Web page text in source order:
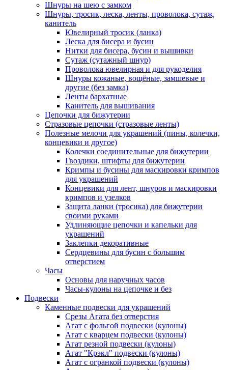
Шнуры на шею с замком
Шнуры, тросик, леска, ленты, проволока, сутаж,
канитель
Ювелирный тросик (ланка)
Леска для бисера и бусин
Нитки для бисера, бусин и вышивки
Сутаж (сутажный шнур)
Проволока ювелирная и для рукоделия
Шнуры кожаные, вощёные, замшевые и
другие (без замка)
Ленты бархатные
Канитель для вышивания
Цепочки для бижутерии
Стразовые цепочки (стразовые ленты)
Полезные мелочи для украшений (пины, колечки,
концевики и другое)
Колечки соединительные для бижутерии
Гвоздики, штифты для бижутерии
Кримпы и бусины для маскировки кримпов
для украшений
Концевики для лент, шнуров и маскировки
кримпов и узелков
Защита ланки (тросика) для бижутерии
своими руками
Удлиняющие цепочки и капельки для
украшений
Заклепки декоративные
Сердцевины для бусин с большим
отверстием
Часы
Основы для наручных часов
Часы-кулоны на цепочке и без
Подвески
Каменные подвески для украшений
Срезы Агата без отверстия
Агат с фольгой подвески (кулоны)
Агат с кварцем подвески (кулоны)
Агат резной подвески (кулоны)
Агат "Крэкл" подвески (кулоны)
Агат с огранкой подвески (кулоны)